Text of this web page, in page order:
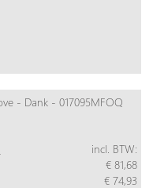
incl. BTW:
€ 81,68
€ 74,93